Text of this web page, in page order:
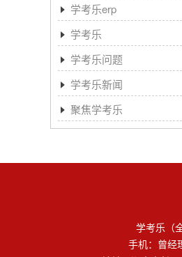
学考乐erp
学考乐
学考乐问题
学考乐新闻
聚焦学考乐
学考乐（
手机：曾经